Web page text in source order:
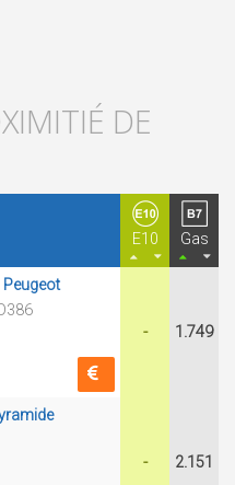
DE
E10 Gas
- 1.749
- 2.151